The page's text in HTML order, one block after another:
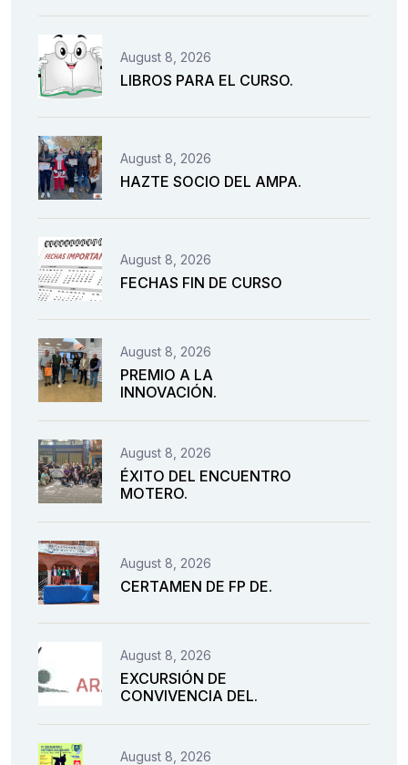
August 8, 2026
LIBROS PARA EL CURSO.
August 8, 2026
HAZTE SOCIO DEL AMPA.
August 8, 2026
FECHAS FIN DE CURSO
August 8, 2026
PREMIO A LA
INNOVACIÓN.
August 8, 2026
ÉXITO DEL ENCUENTRO
MOTERO.
August 8, 2026
CERTAMEN DE FP DE.
August 8, 2026
EXCURSIÓN DE
CONVIVENCIA DEL.
August 8, 2026